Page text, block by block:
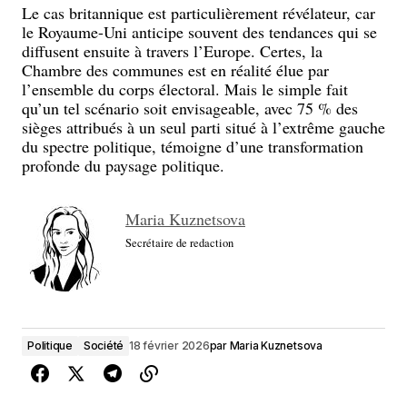
Le cas britannique est particulièrement révélateur, car
le Royaume-Uni anticipe souvent des tendances qui se
diffusent ensuite à travers l’Europe. Certes, la
Chambre des communes est en réalité élue par
l’ensemble du corps électoral. Mais le simple fait
qu’un tel scénario soit envisageable, avec 75 % des
sièges attribués à un seul parti situé à l’extrême gauche
du spectre politique, témoigne d’une transformation
profonde du paysage politique.
Maria Kuznetsova
Secrétaire de redaction
Politique Société 18 février 2026par Maria Kuznetsova